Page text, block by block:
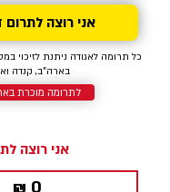
אני רוצה לתרום
בארה"ב, קנדה
לתרומה מוכרת
אני רוצה